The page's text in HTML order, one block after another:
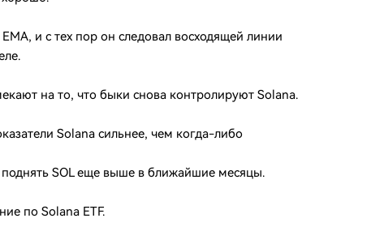
и с тех пор он следовал восходящей линии
на то, что быки снова контролируют Solana.
Solana сильнее, чем когда-либо
SOL еще выше в ближайшие месяцы.
по Solana ETF.